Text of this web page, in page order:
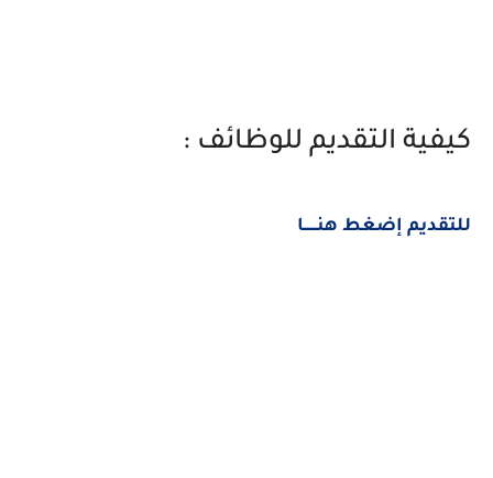
كيفية التقديم للوظائف :
للتقديم إضغط هنــــــا